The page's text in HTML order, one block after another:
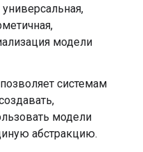
универсальная,
модели
системам
модели
абстракцию.